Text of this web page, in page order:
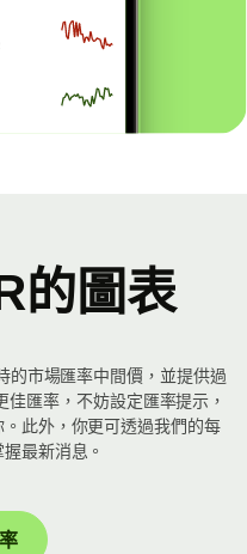
的圖表
的市場匯率中間價，並提供過
匯率，不妨設定匯率提示，
此外，你更可透過我們的每
最新消息。